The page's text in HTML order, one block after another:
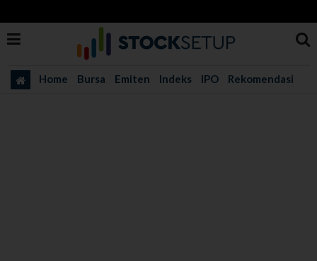
Home Bursa Emiten Indeks IPO Rekomendasi